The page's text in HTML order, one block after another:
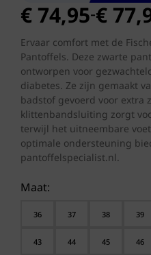
€ 74,95-€
Prijsklasse:
€ 74,95
tot
€ 77,95
Ervaar comfort met de
Pantoffels. Deze zwarte
ontworpen voor
diabetes. Ze zijn gemaakt
badstof gevoerd voor extra
klittenbandsluiting zorgt
terwijl het uitneembare
optimale ondersteuning
pantoffelspecialist.nl.
Maat:
36 37 38 39
43 44 45 46